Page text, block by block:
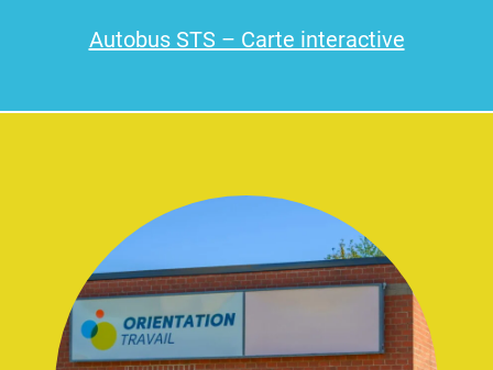
Autobus STS – Carte interactive